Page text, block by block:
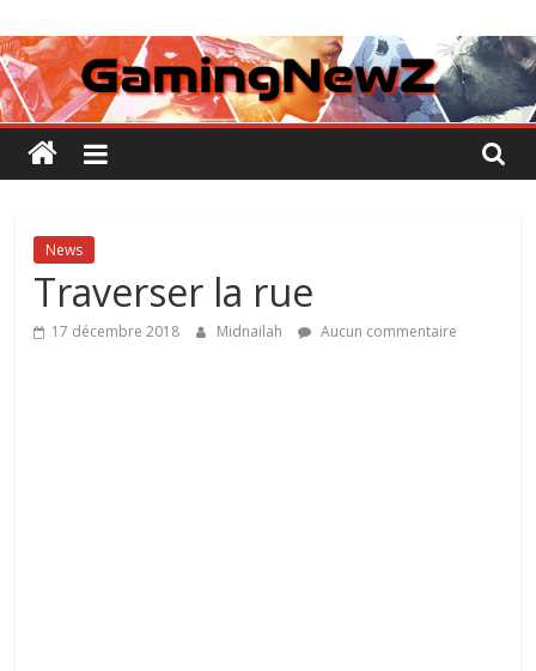
au
contenu
GamingNewZ
Tests
et
Actu
des
vidéo
News
Traverser la rue
17 décembre 2018 Midnailah Aucun commentaire